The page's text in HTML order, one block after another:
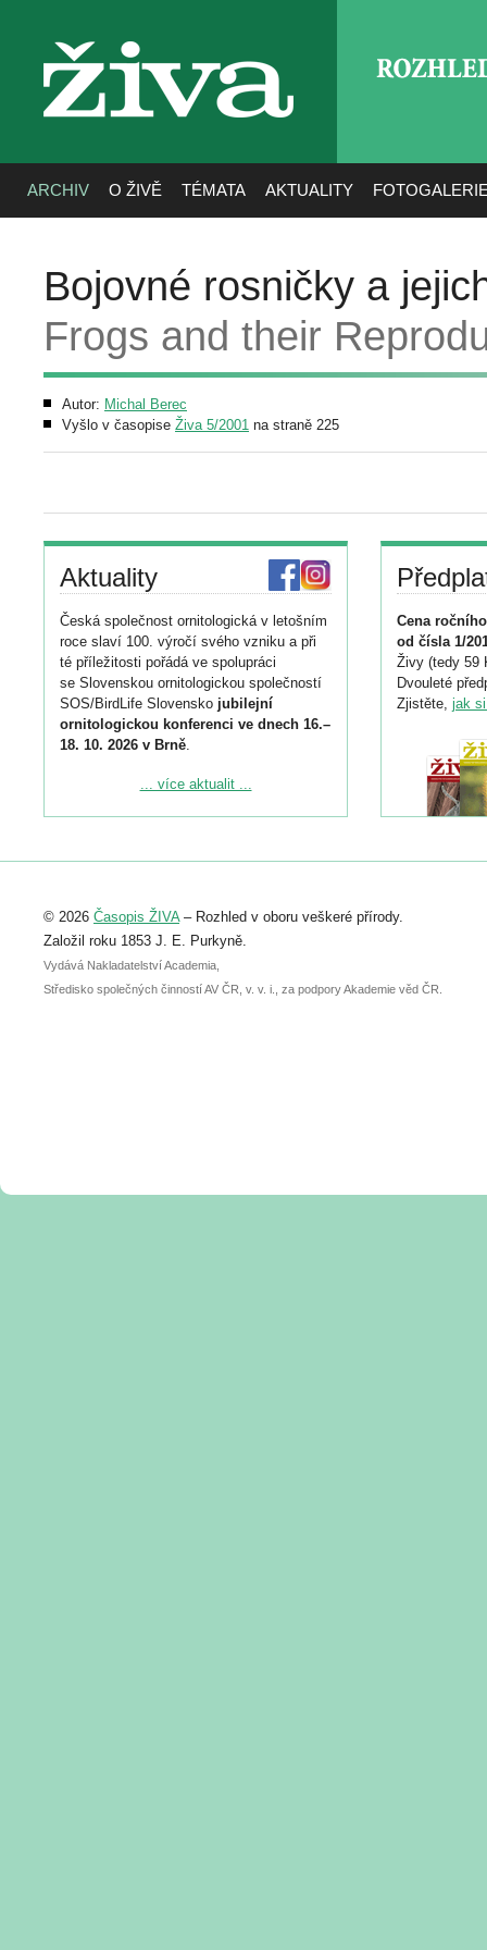
živa
ARCHIV O ŽIVĚ TÉMATA AKTUALITY
Bojovné rosničky a
Frogs and their
Autor: Michal Berec
Vyšlo v časopise Živa 5/2001 na straně 225
Aktuality
Česká společnost ornitologická v letošním
roce slaví 100. výročí svého vzniku a při
té příležitosti pořádá ve spolupráci
se Slovenskou ornitologickou společností
SOS/BirdLife Slovensko jubilejní
ornitologickou konferenci ve dnech 16.–
18. 10. 2026 v Brně.
Podrobnější informace ke konferenci
Registrovat se můžete do 6. září.
abstraktu přihlášené přednášky nebo
posteru je už 30. června.
... více aktualit ...
Cena
od čísla 1/
Živy (tedy 59
Dvouleté
Zjistěte, jak
© 2026 Časopis ŽIVA– Rozhled v oboru veškeré přírody.
Založil roku 1853 J. E. Purkyně.
Vydává Nakladatelství Academia,
Středisko společných činností AV ČR, v. v. i., za podpory Akademie věd ČR.